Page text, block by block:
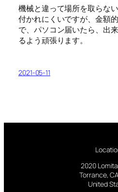
機械と違って場所を取らな
付かれにくいですが、金額
で、パソコン届いたら、出
るよう頑張ります。
2021-05-11
2020
Torrance,
United